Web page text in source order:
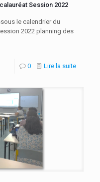
Session 2022
le calendrier du
2022 planning des
0 Lire la suite